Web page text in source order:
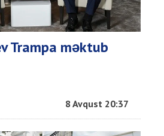
Trampa məktub
8 Avqust 20:37